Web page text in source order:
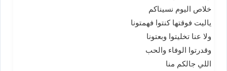
خلاص اليوم نسيناكم
ياليت فوقتها كنتوا فهمتونا
ولا عنا تخليتوا وبعتونا
وقدرتوا الوفاء والحب
اللي جالكم منا